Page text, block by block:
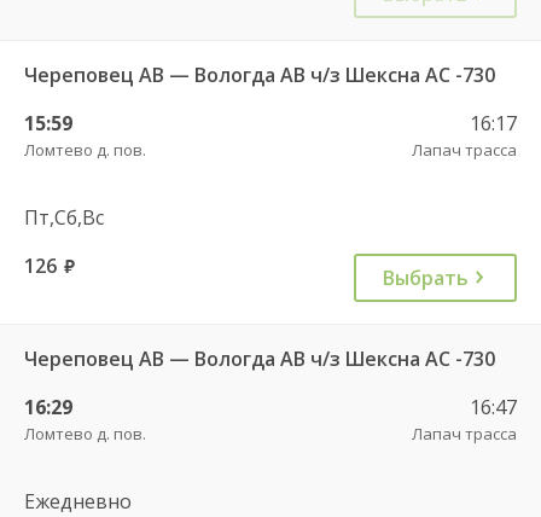
Череповец АВ — Вологда АВ ч/з Шексна АC -730
15:59
Ломтево д. пов.
16:17
Лапач трасса
Пт,Сб,Вс
126 руб. Выбрать
Череповец АВ — Вологда АВ ч/з Шексна АC -730
16:29
Ломтево д. пов.
16:47
Лапач трасса
Ежедневно